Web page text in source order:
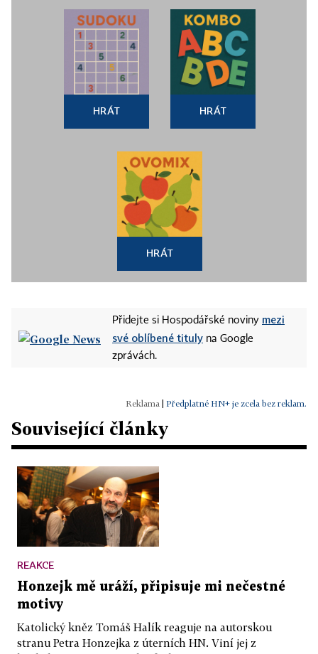
HRÁT HRÁT
HRÁT
Přidejte si Hospodářské noviny mezi
své oblíbené tituly na Google
zprávách.
Předplatné HN+ je zcela bez reklam.
Související články
REAKCE
Honzejk mě uráží, připisuje mi nečestné
motivy
Katolický kněz Tomáš Halík reaguje na autorskou
stranu Petra Honzejka z úterních HN. Viní jej z